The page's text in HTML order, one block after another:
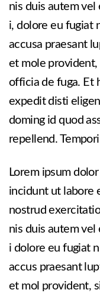
nis duis autem
i, dolore eu fugiat
accusa praesant
et mole
officia de fuga. Et
expedit disti
doming id quod
repellend.
Lorem ipsum
incidunt ut labore
nostrud
nis duis autem
i dolore eu fugiat
accus praesant
et mol provident,